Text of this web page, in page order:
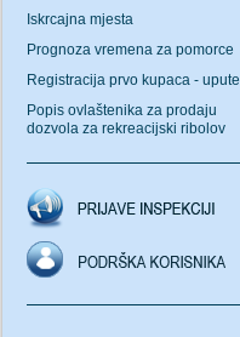
Iskrcajna mjesta
Prognoza vremena za pomorce
Registracija prvo kupaca - upute
Popis ovlaštenika za prodaju
dozvola za rekreacijski ribolov